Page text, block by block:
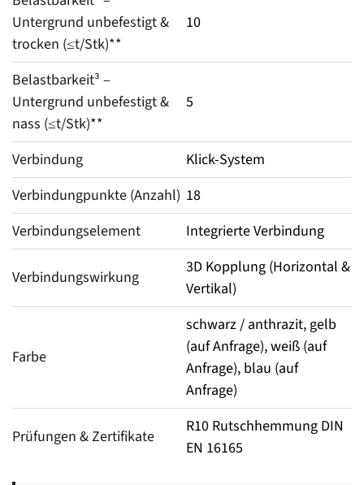
Untergrund unbefestigt &
trocken (≤t/Stk)**
10
Belastbarkeit³ –
Untergrund unbefestigt &
nass (≤t/Stk)**
5
Verbindung
Klick-System
Verbindungpunkte (Anzahl) 18
Verbindungselement
Integrierte Verbindung
Verbindungswirkung
3D Kopplung (Horizontal &
Vertikal)
Farbe
schwarz / anthrazit, gelb
(auf Anfrage), weiß (auf
Anfrage), blau (auf
Anfrage)
Prüfungen & Zertifikate
R10 Rutschhemmung DIN
EN 16165